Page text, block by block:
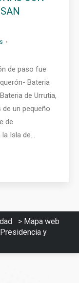
de paso fue
Bateria
de Urrutia,
un pequeño
de
la Isla de…
> Mapa web
y